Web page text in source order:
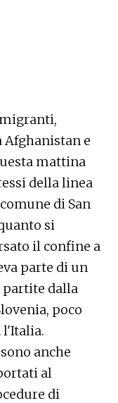
e
mattina
della linea
di San
si
il confine a
parte di un
dalla
poco
l'Italia.
anche
al
di